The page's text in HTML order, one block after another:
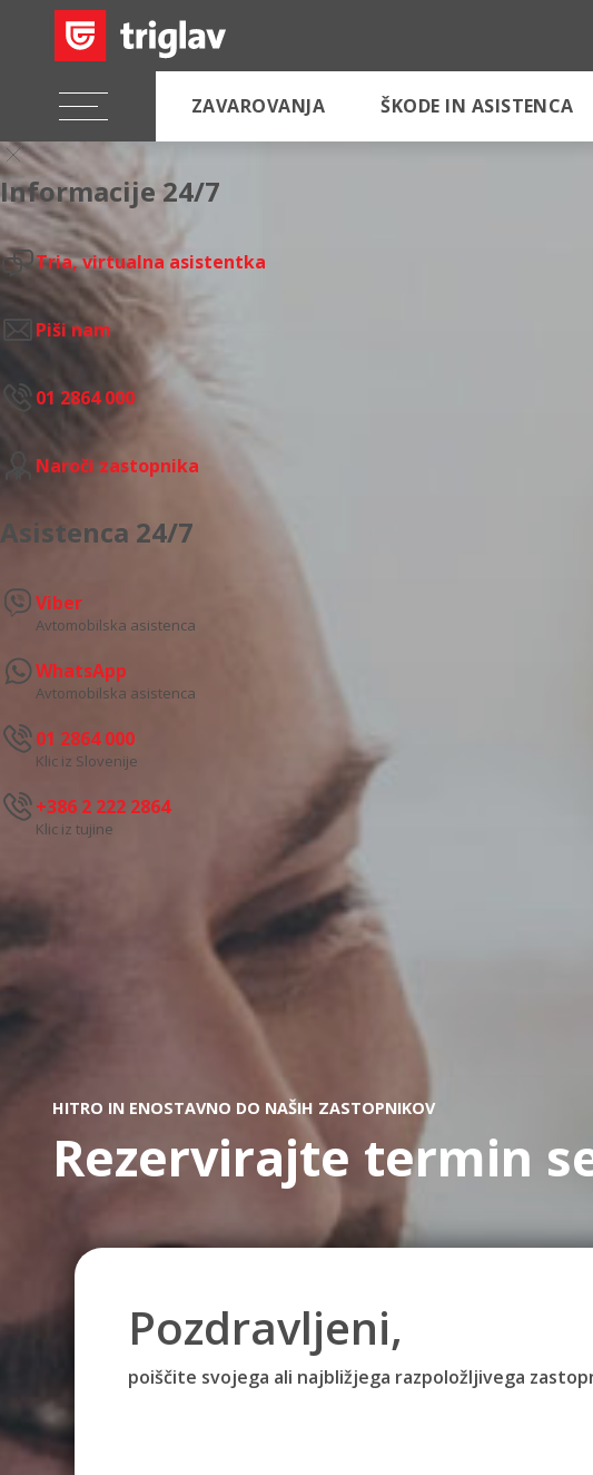
ZAVAROVANJA ŠKODE IN ASISTENCA
Informacije 24/7
Tria, virtualna asistentka
Piši nam
01 2864 000
Naroči zastopnika
Asistenca 24/7
Viber
Avtomobilska asistenca
WhatsApp
Avtomobilska asistenca
01 2864 000
Klic iz Slovenije
+386 2 222 2864
Klic iz tujine
HITRO IN ENOSTAVNO DO NAŠIH ZASTOPNIKOV
Rezervirajte termin
Pozdravljeni,
poiščite svojega ali najbližjega razpoložljivega